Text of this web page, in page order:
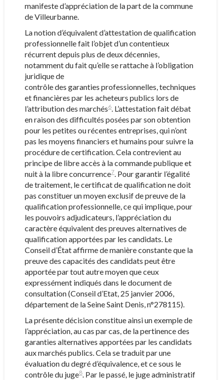
manifeste d’appréciation de la part de la commune
de Villeurbanne.
La notion d’équivalent d’attestation de qualification
professionnelle fait l’objet d’un contentieux
récurrent depuis plus de deux décennies,
notamment du fait qu’elle se rattache à l’obligation
juridique de
contrôle des garanties professionnelles, techniques
et financières par les acheteurs publics lors de
l’attribution des marchés6. L’attestation fait débat
en raison des difficultés posées par son obtention
pour les petites ou récentes entreprises, qui n’ont
pas les moyens financiers et humains pour suivre la
procédure de certification. Cela contrevient au
principe de libre accès à la commande publique et
nuit à la libre concurrence7. Pour garantir l’égalité
de traitement, le certificat de qualification ne doit
pas constituer un moyen exclusif de preuve de la
qualification professionnelle, ce qui implique, pour
les pouvoirs adjudicateurs, l’appréciation du
caractère équivalent des preuves alternatives de
qualification apportées par les candidats. Le
Conseil d’État affirme de manière constante que la
preuve des capacités des candidats peut être
apportée par tout autre moyen que ceux
expressément indiqués dans le document de
consultation (Conseil d’Etat, 25 janvier 2006,
département de la Seine Saint Denis, n°278115).
La présente décision constitue ainsi un exemple de
l’appréciation, au cas par cas, de la pertinence des
garanties alternatives apportées par les candidats
aux marchés publics. Cela se traduit par une
évaluation du degré d’équivalence, et ce sous le
contrôle du juge8. Par le passé, le juge administratif